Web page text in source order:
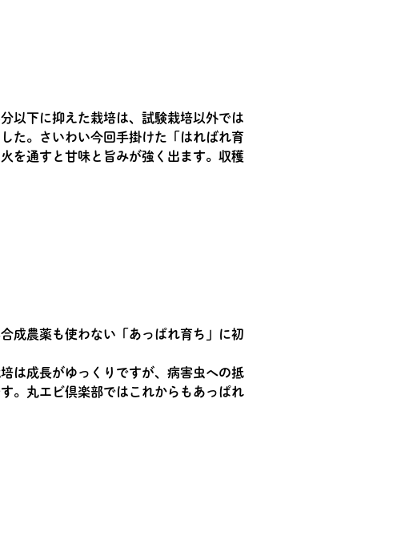
以下に抑えた栽培は、試験栽培以外では
た。さいわい今回手掛けた「はればれ育
を通すと甘味と旨みが強く出ます。収穫
成農薬も使わない「あっぱれ育ち」に初
は成長がゆっくりですが、病害虫への抵
。丸エビ倶楽部ではこれからもあっぱれ